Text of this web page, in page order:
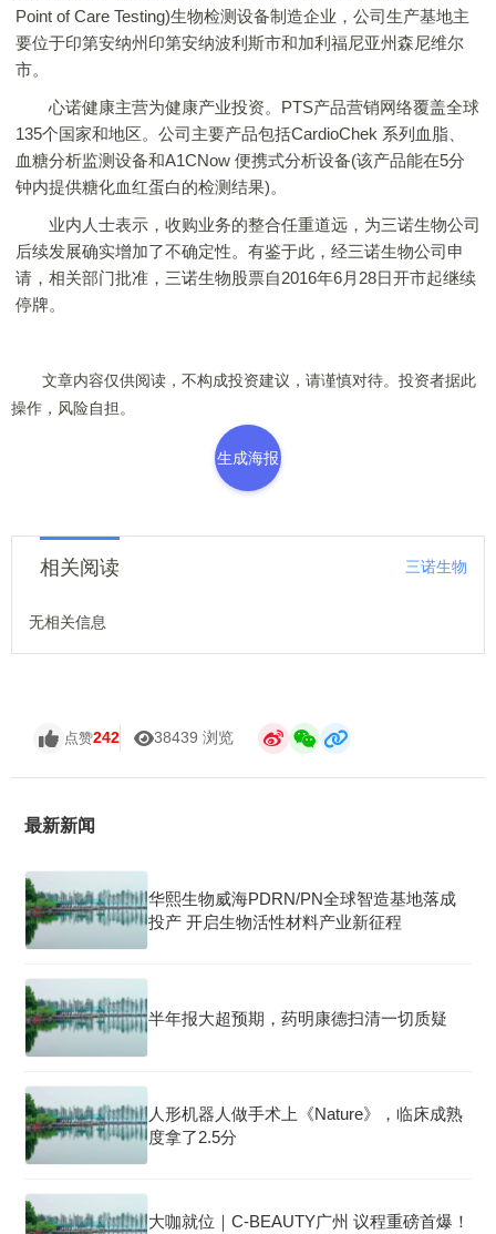
Point of Care Testing)生物检测设备制造企业，公司生产基地主
要位于印第安纳州印第安纳波利斯市和加利福尼亚州森尼维尔
市。
心诺健康主营为健康产业投资。PTS产品营销网络覆盖全球
135个国家和地区。公司主要产品包括CardioChek 系列血脂、
血糖分析监测设备和A1CNow 便携式分析设备(该产品能在5分
钟内提供糖化血红蛋白的检测结果)。
业内人士表示，收购业务的整合任重道远，为三诺生物公司
后续发展确实增加了不确定性。有鉴于此，经三诺生物公司申
请，相关部门批准，三诺生物股票自2016年6月28日开市起继续
停牌。
文章内容仅供阅读，不构成投资建议，请谨慎对待。投资者据此
操作，风险自担。
生成海报
相关阅读 三诺生物
无相关信息
点赞242 38439 浏览
最新新闻
华熙生物威海PDRN/PN全球智造基地落成
投产 开启生物活性材料产业新征程
半年报大超预期，药明康德扫清一切质疑
人形机器人做手术上《Nature》，临床成熟
度拿了2.5分
大咖就位｜C-BEAUTY广州 议程重磅首爆！